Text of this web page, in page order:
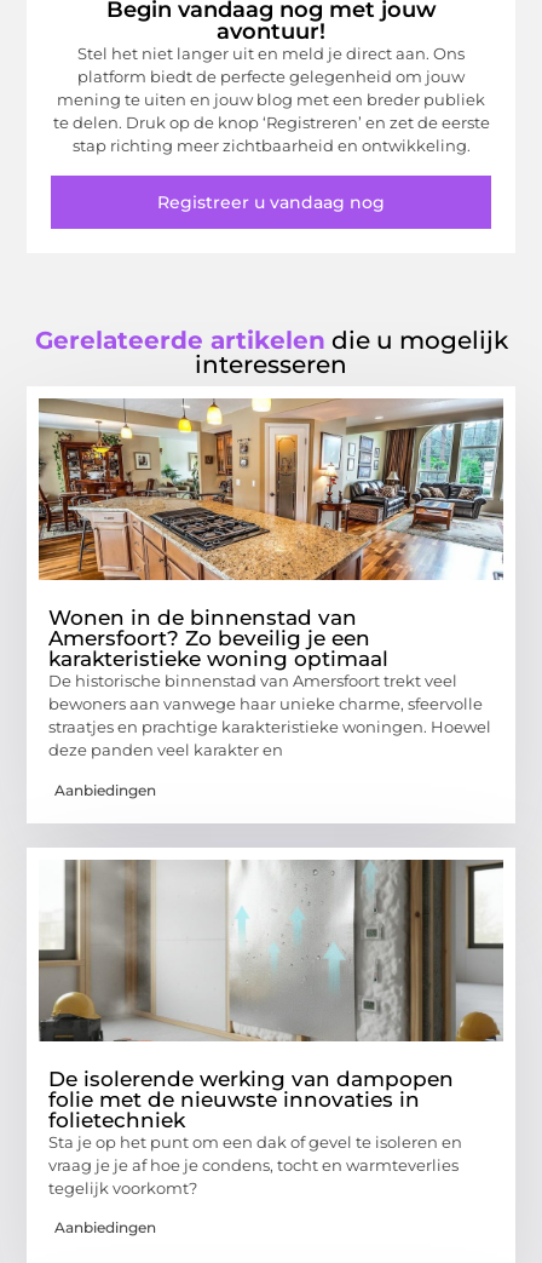
Begin vandaag nog met jouw
avontuur!
Stel het niet langer uit en meld je direct aan. Ons
platform biedt de perfecte gelegenheid om jouw
mening te uiten en jouw blog met een breder publiek
te delen. Druk op de knop ‘Registreren’ en zet de eerste
stap richting meer zichtbaarheid en ontwikkeling.
Registreer u vandaag nog
Gerelateerde artikelen die u mogelijk
interesseren
Wonen in de binnenstad van
Amersfoort? Zo beveilig je een
karakteristieke woning optimaal
De historische binnenstad van Amersfoort trekt veel
bewoners aan vanwege haar unieke charme, sfeervolle
straatjes en prachtige karakteristieke woningen. Hoewel
deze panden veel karakter en
Aanbiedingen
De isolerende werking van dampopen
folie met de nieuwste innovaties in
folietechniek
Sta je op het punt om een dak of gevel te isoleren en
vraag je je af hoe je condens, tocht en warmteverlies
tegelijk voorkomt?
Aanbiedingen